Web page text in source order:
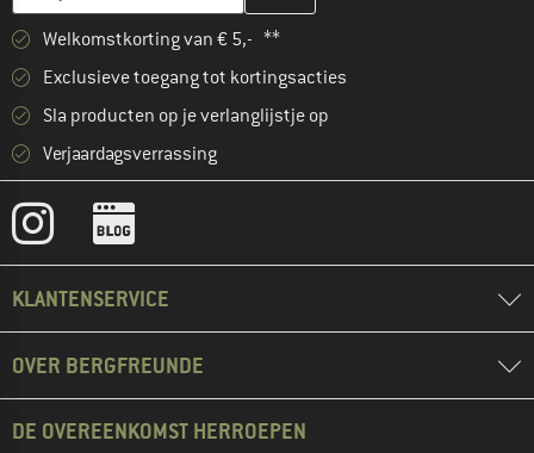
Welkomstkorting van € 5,- **
Exclusieve toegang tot kortingsacties
Sla producten op je verlanglijstje op
Verjaardagsverrassing
KLANTENSERVICE
OVER BERGFREUNDE
DE OVEREENKOMST HERROEPEN